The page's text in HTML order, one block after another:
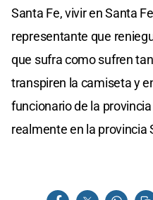
Santa Fe, vivir en Santa
representante que
que sufra como sufren
transpiren la camiseta y
funcionario de la
realmente en la provincia